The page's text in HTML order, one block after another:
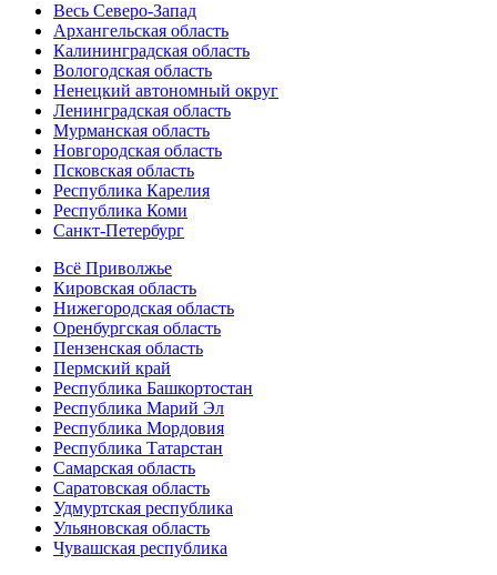
Весь Северо-Запад
Архангельская область
Калининградская область
Вологодская область
Ненецкий автономный округ
Ленинградская область
Мурманская область
Новгородская область
Псковская область
Республика Карелия
Республика Коми
Санкт-Петербург
Всё Приволжье
Кировская область
Нижегородская область
Оренбургская область
Пензенская область
Пермский край
Республика Башкортостан
Республика Марий Эл
Республика Мордовия
Республика Татарстан
Самарская область
Саратовская область
Удмуртская республика
Ульяновская область
Чувашская республика